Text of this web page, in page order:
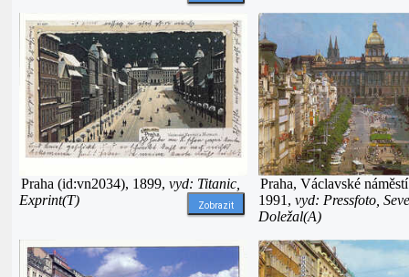
Praha (id:vn2034), 1899, vyd: Titanic,
Exprint(T)
Zobrazit
Praha, Václavské
1991, vyd: Pressfoto,
Doležal(A)